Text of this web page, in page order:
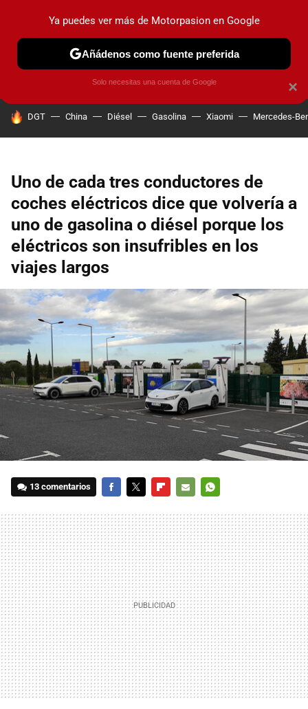
PRUEBAS COCHES ELÉCTRICOS OBSERVATORIO
HOY SE HABLA DE
DGT China Diésel Gasolina Xiaomi Mercedes-
Uno de cada tres conductores de
coches eléctricos dice que volvería a
uno de gasolina o diésel porque los
eléctricos son insufribles en los
viajes largos
13 comentarios
MAIL
×
Ya puedes ver más de Motorpasion en Google
Añádenos como fuente preferida
Solo necesitas una cuenta de Google